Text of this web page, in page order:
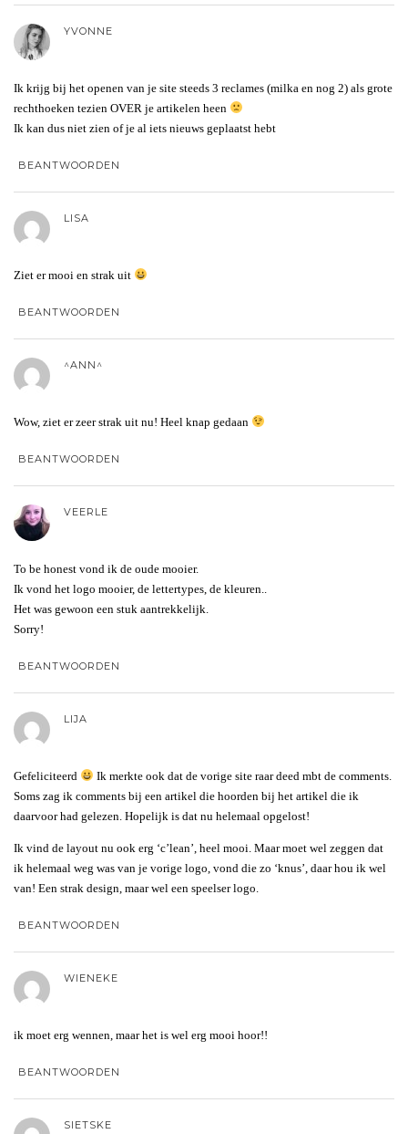
YVONNE
Ik krijg bij het openen van je site steeds 3 reclames (milka en nog 2) als grote
rechthoeken tezien OVER je artikelen heen
Ik kan dus niet zien of je al iets nieuws geplaatst hebt
BEANTWOORDEN
LISA
Ziet er mooi en strak uit
BEANTWOORDEN
^ANN^
Wow, ziet er zeer strak uit nu! Heel knap gedaan
BEANTWOORDEN
VEERLE
To be honest vond ik de oude mooier.
Ik vond het logo mooier, de lettertypes, de kleuren..
Het was gewoon een stuk aantrekkelijk.
Sorry!
BEANTWOORDEN
LIJA
Gefeliciteerd
Ik merkte ook dat de vorige site raar deed mbt de comments.
Soms zag ik comments bij een artikel die hoorden bij het artikel die ik
daarvoor had gelezen. Hopelijk is dat nu helemaal opgelost!
Ik vind de layout nu ook erg ‘c’lean’, heel mooi. Maar moet wel zeggen dat
ik helemaal weg was van je vorige logo, vond die zo ‘knus’, daar hou ik wel
van! Een strak design, maar wel een speelser logo.
BEANTWOORDEN
WIENEKE
ik moet erg wennen, maar het is wel erg mooi hoor!!
BEANTWOORDEN
SIETSKE